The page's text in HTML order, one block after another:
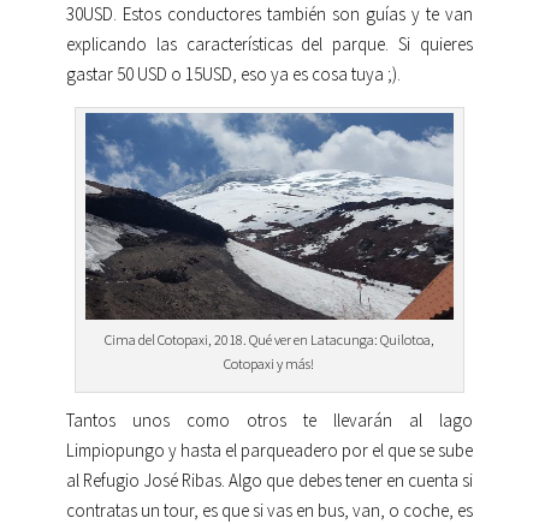
30USD. Estos conductores también son guías y te van
explicando las características del parque. Si quieres
gastar 50 USD o 15USD, eso ya es cosa tuya ;).
Cima del Cotopaxi, 2018. Qué ver en Latacunga: Quilotoa,
Cotopaxi y más!
Tantos unos como otros te llevarán al lago
Limpiopungo y hasta el parqueadero por el que se sube
al Refugio José Ribas. Algo que debes tener en cuenta si
contratas un tour, es que si vas en bus, van, o coche, es